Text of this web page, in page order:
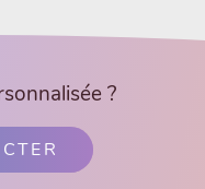
?